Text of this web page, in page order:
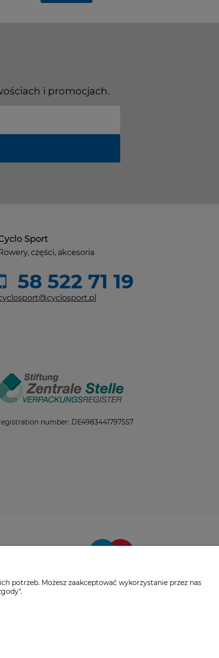
i promocjach.
Sport
części, akcesoria
58 522 71 19
number: DE4983441797557
potrzeb. Możesz zaakceptować wykorzystanie przez nas